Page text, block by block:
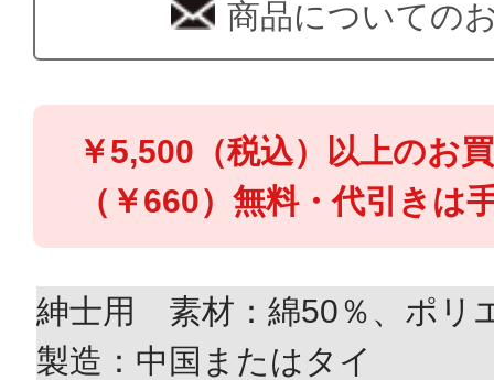
商品についての
￥5,500（税込）以上のお
（￥660）無料・代引きは
紳士用 素材：綿50％、ポリ
製造：中国またはタイ